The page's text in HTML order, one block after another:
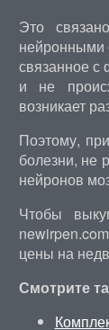
Это
нейронными
связанное с
и не
возникает
Поэтому,
болезни, не
нейронов
Чтобы
цены на
Смотрите